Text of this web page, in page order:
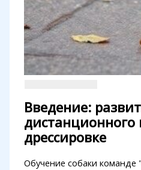
Введение:
дрессировке
Обучение собаки команде